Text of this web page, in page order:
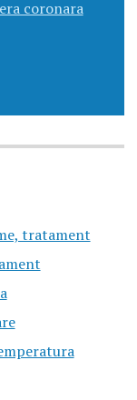
coronara
tratament